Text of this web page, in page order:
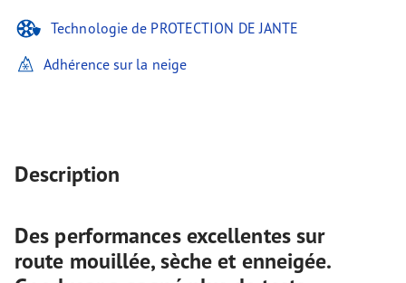
Technologie de PROTECTION DE JANTE
Adhérence sur la neige
Description
Des performances excellentes sur
route mouillée, sèche et enneigée.